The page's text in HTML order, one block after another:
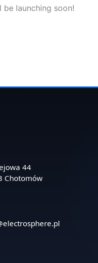
launching soon!
44
Chotomów